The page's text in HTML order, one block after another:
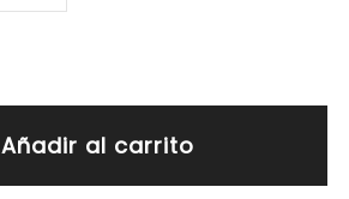
Añadir al carrito